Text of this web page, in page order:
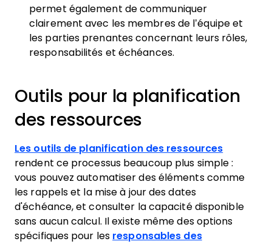
permet également de communiquer
clairement avec les membres de l’équipe et
les parties prenantes concernant leurs rôles,
responsabilités et échéances.
Outils pour la planification
des ressources
Les outils de planification des ressources
rendent ce processus beaucoup plus simple :
vous pouvez automatiser des éléments comme
les rappels et la mise à jour des dates
d'échéance, et consulter la capacité disponible
sans aucun calcul. Il existe même des options
spécifiques pour les responsables des